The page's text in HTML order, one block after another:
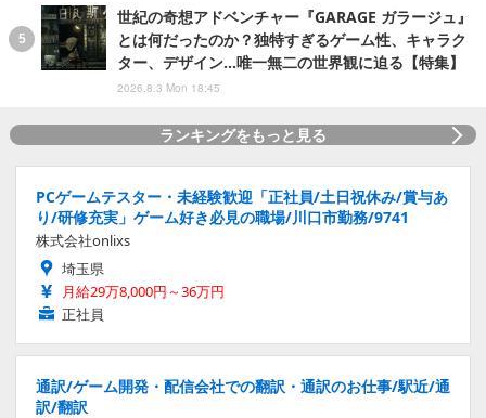
世紀の奇想アドベンチャー『GARAGE ガラージュ』
とは何だったのか？独特すぎるゲーム性、キャラク
ター、デザイン…唯一無二の世界観に迫る【特集】
2026.8.3 Mon 18:45
ランキングをもっと見る
PCゲームテスター・未経験歓迎「正社員/土日祝休み/賞与あ
り/研修充実」ゲーム好き必見の職場/川口市勤務/9741
株式会社onlixs
埼玉県
月給29万8,000円～36万円
正社員
通訳/ゲーム開発・配信会社での翻訳・通訳のお仕事/駅近/通
訳/翻訳